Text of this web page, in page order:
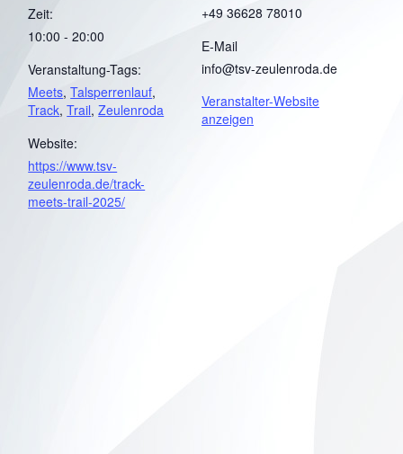
Zeit:
10:00 - 20:00
Veranstaltung-Tags:
Meets,Talsperrenlauf,
Track,Trail,Zeulenroda
Website:
https://www.tsv-
zeulenroda.de/track-
meets-trail-2025/
+49 36628 78010
E-Mail
info@tsv-zeulenroda.de
Veranstalter-Website
anzeigen